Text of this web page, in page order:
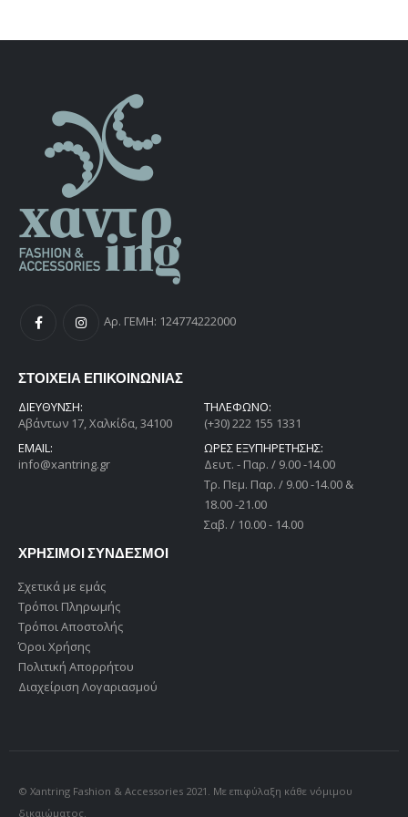
€92,00.
Αρ. ΓΕΜΗ: 124774222000
ΣΤΟΙΧΕΙΑ ΕΠΙΚΟΙΝΩΝΙΑΣ
ΔΙΕΎΘΥΝΣΗ:
Αβάντων 17, Χαλκίδα, 34100
ΤΗΛΕΦΩΝΟ:
(+30) 222 155 1331
EMAIL:
info@xantring.gr
ΩΡΕΣ ΕΞΥΠΗΡΕΤΗΣΗΣ:
Δευτ. - Παρ. / 9.00 -14.00
Tρ. Πεμ. Παρ. / 9.00 -14.00 &
18.00 -21.00
Σαβ. / 10.00 - 14.00
ΧΡΗΣΙΜΟΙ ΣΥΝΔΕΣΜΟΙ
Σχετικά με εμάς
Τρόποι Πληρωμής
Τρόποι Αποστολής
Όροι Χρήσης
Πολιτική Απορρήτου
Διαχείριση Λογαριασμού
© Xantring Fashion & Accessories 2021. Με επιφύλαξη κάθε νόμιμου
δικαιώματος.